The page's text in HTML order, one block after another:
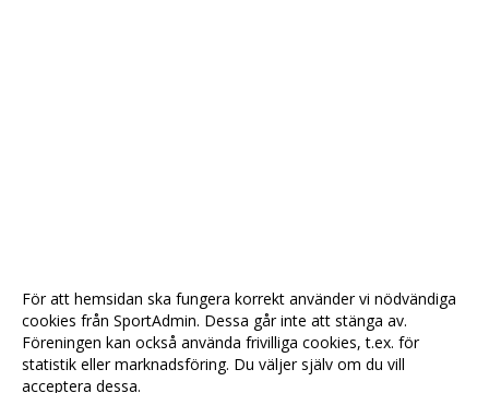
För att hemsidan ska fungera korrekt använder vi nödvändiga
cookies från SportAdmin. Dessa går inte att stänga av.
Föreningen kan också använda frivilliga cookies, t.ex. för
statistik eller marknadsföring. Du väljer själv om du vill
acceptera dessa.